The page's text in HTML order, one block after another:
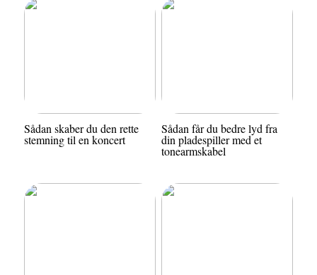
Sådan skaber du den rette
stemning til en koncert
Sådan får du bedre lyd fra
din pladespiller med et
tonearmskabel